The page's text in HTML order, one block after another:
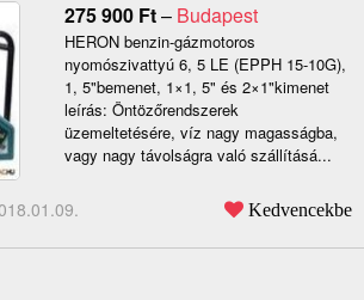
275 900 Ft– Budapest
HERON benzin-gázmotoros
nyomószivattyú 6, 5 LE (EPPH 15-10G),
1, 5"bemenet, 1×1, 5" és 2×1"kimenet
leírás: Öntözőrendszerek
üzemeltetésére, víz nagy magasságba,
vagy nagy távolságra való szállításá...
Kedvencekbe